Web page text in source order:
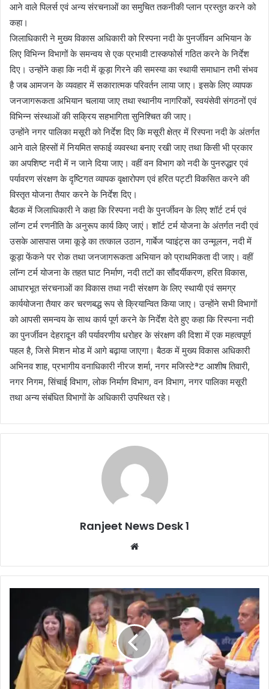
आने वाले पिलर्स एवं अन्य संरचनाओं का समुचित तकनीकी प्लान प्रस्तुत करने को
कहा।
जिलाधिकारी ने मुख्य विकास अधिकारी को रिस्पना नदी के पुनर्जीवन अभियान के
लिए विभिन्न विभागों के समन्वय से एक प्रभावी टास्कफोर्स गठित करने के निर्देश
दिए। उन्होंने कहा कि नदी में कूड़ा गिरने की समस्या का स्थायी समाधान तभी संभव
है जब आमजन के व्यवहार में सकारात्मक परिवर्तन लाया जाए। इसके लिए व्यापक
जनजागरूकता अभियान चलाया जाए तथा स्थानीय नागरिकों, स्वयंसेवी संगठनों एवं
विभिन्न संस्थाओं की सक्रिय सहभागिता सुनिश्चित की जाए।
उन्होंने नगर पालिका मसूरी को निर्देश दिए कि मसूरी क्षेत्र में रिस्पना नदी के अंतर्गत
आने वाले हिस्सों में नियमित सफाई व्यवस्था बनाए रखी जाए तथा किसी भी प्रकार
का अपशिष्ट नदी में न जाने दिया जाए। वहीं वन विभाग को नदी के पुनरुद्धार एवं
पर्यावरण संरक्षण के दृष्टिगत व्यापक वृक्षारोपण एवं हरित पट्टी विकसित करने की
विस्तृत योजना तैयार करने के निर्देश दिए।
बैठक में जिलाधिकारी ने कहा कि रिस्पना नदी के पुनर्जीवन के लिए शॉर्ट टर्म एवं
लॉन्ग टर्म रणनीति के अनुरूप कार्य किए जाएं। शॉर्ट टर्म योजना के अंतर्गत नदी एवं
उसके आसपास जमा कूड़े का तत्काल उठान, गार्बेज प्वाइंट्स का उन्मूलन, नदी में
कूड़ा फेंकने पर रोक तथा जनजागरूकता अभियान को प्राथमिकता दी जाए। वहीं
लॉन्ग टर्म योजना के तहत घाट निर्माण, नदी तटों का सौंदर्यीकरण, हरित विकास,
आधारभूत संरचनाओं का विकास तथा नदी संरक्षण के लिए स्थायी एवं समग्र
कार्ययोजना तैयार कर चरणबद्ध रूप से क्रियान्वित किया जाए। उन्होंने सभी विभागों
को आपसी समन्वय के साथ कार्य पूर्ण करने के निर्देश देते हुए कहा कि रिस्पना नदी
का पुनर्जीवन देहरादून की पर्यावरणीय धरोहर के संरक्षण की दिशा में एक महत्वपूर्ण
पहल है, जिसे मिशन मोड में आगे बढ़ाया जाएगा। बैठक में मुख्य विकास अधिकारी
अभिनव शाह, प्रभागीय वनाधिकारी नीरज शर्मा, नगर मजिस्टेªट आशीष तिवारी,
नगर निगम, सिंचाई विभाग, लोक निर्माण विभाग, वन विभाग, नगर पालिका मसूरी
तथा अन्य संबंधित विभागों के अधिकारी उपस्थित रहे।
Ranjeet News Desk 1
te